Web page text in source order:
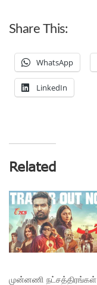
Share This:
WhatsApp
LinkedIn
Related
முன்னணி நட்சத்திரங்கள்